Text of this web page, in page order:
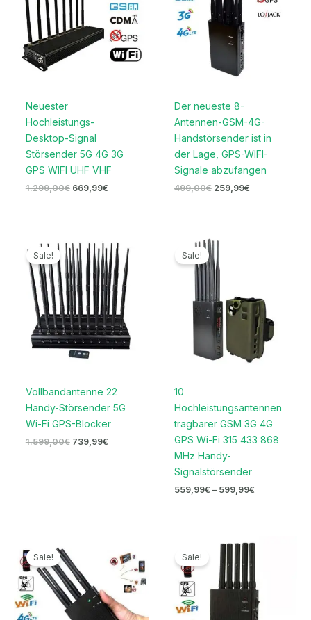
Neuester
Hochleistungs-
Desktop-Signal
Störsender 5G 4G 3G
GPS WIFI UHF VHF
1.299,00€ 669,99€
Der neueste 8-
Antennen-GSM-4G-
Handstörsender ist in
der Lage, GPS-WIFI-
Signale abzufangen
499,00€ 259,99€
Sale!
Vollbandantenne 22
Handy-Störsender 5G
Wi-Fi GPS-Blocker
1.599,00€
Preis
war:
1.599,00€
739,99€
Preis
ist:
739,99€.
Sale!
10
Hochleistungsantennen
tragbarer GSM 3G 4G
GPS Wi-Fi 315 433 868
MHz Handy-
Signalstörsender
559,99€ – 599,99€
Sale!
Preis
war:
499,99€
ist:
279,99€.
Sale!
Ursprünglicher
Preis
war:
499,00€
Aktueller
ist:
269,99€.